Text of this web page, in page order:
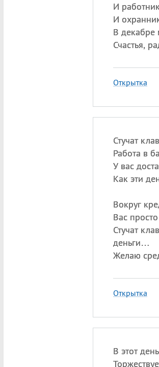
И
И
В декабре
Счастья,
Открытка
Стучат
Работа в
У вас
Как эти
Вокруг
Вас
Стучат
деньги…
Желаю
Открытка
В этот